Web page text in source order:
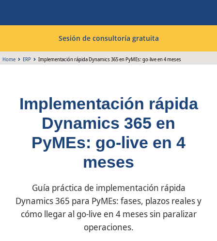
Sesión de consultoría gratuita
Home ERP Implementación rápida Dynamics 365 en PyMEs: go-live en 4 meses
Implementación rápida
Dynamics 365 en
PyMEs: go-live en 4
meses
Guía práctica de implementación rápida
Dynamics 365 para PyMEs: fases, plazos reales y
cómo llegar al go-live en 4 meses sin paralizar
operaciones.